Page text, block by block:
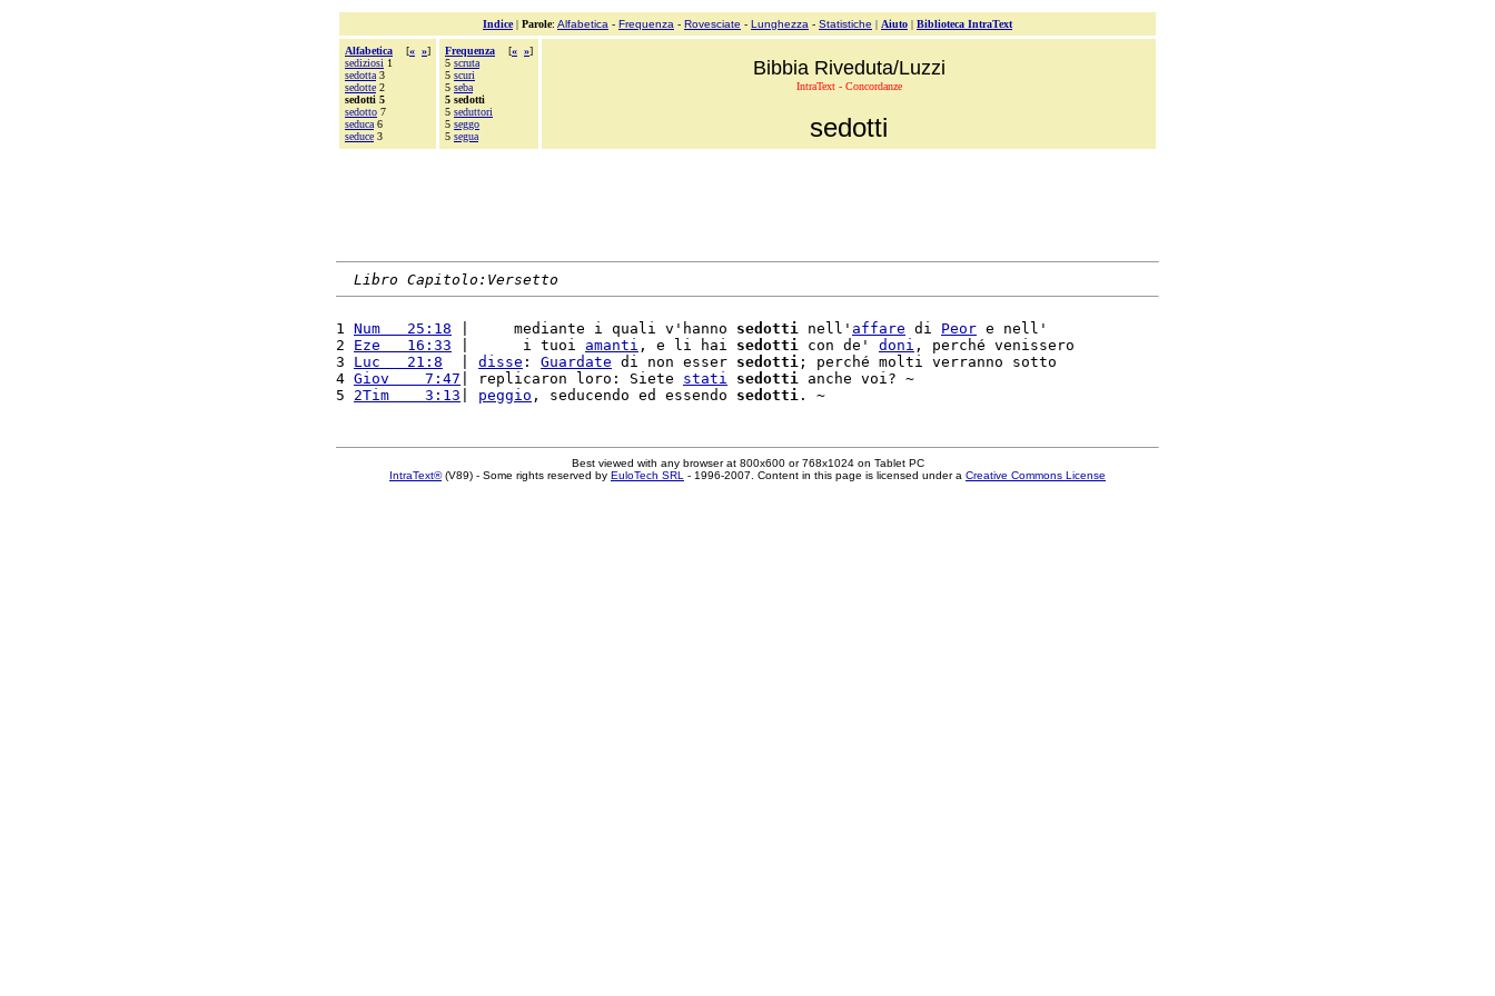
Indice| Parole: Alfabetica - Frequenza - Rovesciate - Lunghezza - Statistiche | Aiuto | Biblioteca IntraText
Alfabetica [« »]
sediziosi 1
sedotta 3
sedotte 2
sedotti 5
sedotto 7
seduca 6
seduce 3
Frequenza [« »]
5 scruta
5 scuri
5 seba
5 sedotti
5 seduttori
5 seggo
5 segua
Bibbia Riveduta/Luzzi
IntraText - Concordanze
sedotti
Libro Capitolo:Versetto
1 Num   25:18 |     mediante i quali v'hanno sedotti nell' affare di Peor e nell'
2 Eze   16:33 |      i tuoi amanti , e li hai sedotti con de' doni , perché venissero
3 Luc   21:8 disse : Guardate di non esser sedotti ; perché molti verranno sotto
4 Giov    7:47 | replicaron loro: Siete stati sedotti anche voi? ~
5 2Tim    3:13 peggio , seducendo ed essendo sedotti
Best viewed with any browser at 800x600 or 768x1024 on Tablet PC
IntraText®(V89) - Some rights reserved by EuloTech SRL - 1996-2007. Content in this page is licensed under a Creative Commons License